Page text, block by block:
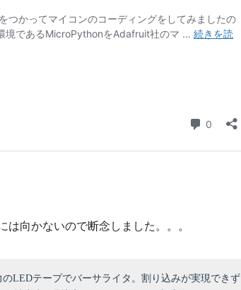
向かないので断念しました。。。
LEDテープでバーサライタ。割り込みが実現できず